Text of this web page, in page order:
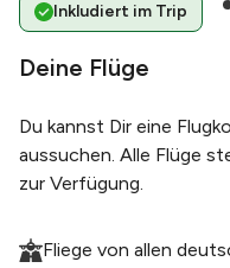
Inkludiert im Trip
Deine Flüge
Du kannst Dir eine
aussuchen. Alle Flüge
zur Verfügung.
Fliege von allen